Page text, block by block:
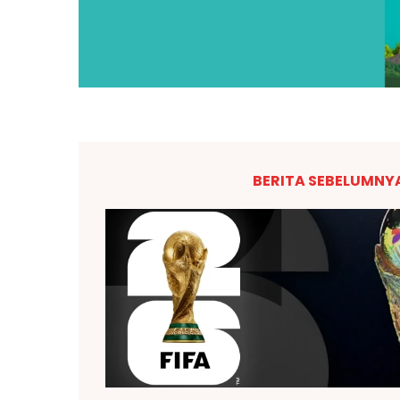
BERITA